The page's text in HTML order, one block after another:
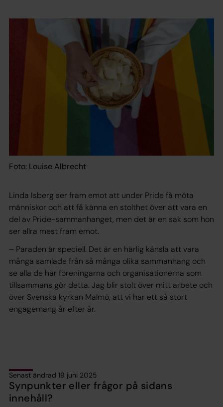
Foto: Louise Albrecht
Linda Isberg ser fram emot att under Pride få möta
människor och att få känna en stolthet över att vara en
del av Pride-sammanhanget, men det är en sak som hon
ser allra mest fram emot.
– Paraden är speciell. Det är en härlig känsla att vara
många samlade från så många olika sammanhang och
se alla de här föreningarna och organisationerna som
tillsammans gör detta. Jag blir stolt över mitt arbete och
över Svenska kyrkan Malmö, att vi har ett så stort
engagemang år efter år.
Senast ändrad 19 juni 2025
Synpunkter eller frågor på sidans
innehåll?